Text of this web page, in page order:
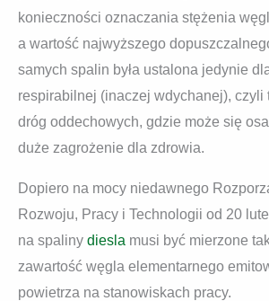
konieczności oznaczania stężenia
a wartość najwyższego
samych spalin była ustalona jedynie
respirabilnej (inaczej wdychanej), czyli
dróg oddechowych, gdzie może się
duże zagrożenie dla zdrowia.
Dopiero na mocy niedawnego
Rozwoju, Pracy i Technologii od 20
na spaliny diesla musi być mierzone
zawartość węgla elementarnego
powietrza na stanowiskach pracy.